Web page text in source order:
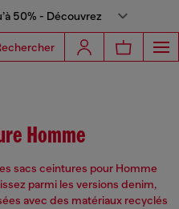
50% - Découvrez
Homme
sacs ceintures pour Homme
parmi les versions denim,
avec des matériaux recyclés